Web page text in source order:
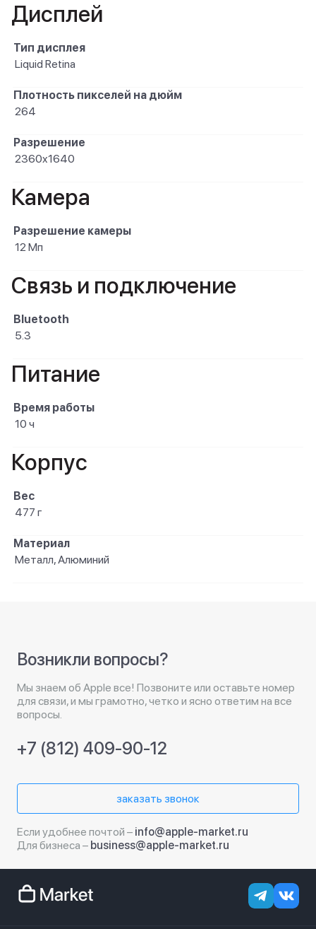
Дисплей
Тип дисплея
Liquid Retina
Плотность пикселей на дюйм
264
Разрешение
2360x1640
Камера
Разрешение камеры
12 Мп
Связь и подключение
Bluetooth
5.3
Питание
Время работы
10 ч
Корпус
Вес
477 г
Материал
Металл, Алюминий
Возникли вопросы?
Мы знаем об Apple все! Позвоните или оставьте номер
для связи, и мы грамотно, четко и ясно ответим на все
вопросы.
+7 (812) 409-90-12
заказать звонок
Если удобнее почтой – info@apple-market.ru
Для бизнеса – business@apple-market.ru